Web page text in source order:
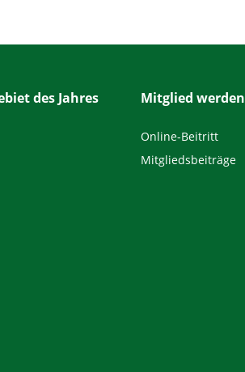
des Jahres Mitglied werden
Online-Beitritt
Mitgliedsbeiträge